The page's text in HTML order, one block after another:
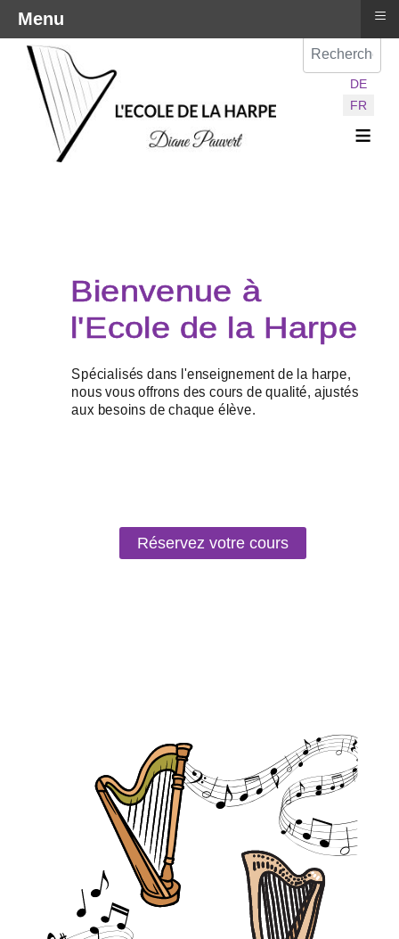
Sélectionnez
DE
FR
≡
Réservez votre cours
Menu ≡